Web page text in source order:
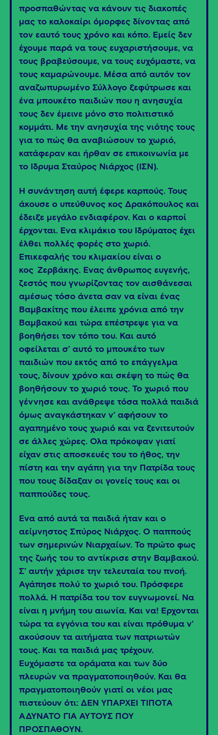
προσπαθώντας να κάνουν τις διακοπές
μας το καλοκαίρι όμορφες δίνοντας από
τον εαυτό τους χρόνο και κόπο. Εμείς δεν
έχουμε παρά να τους ευχαριστήσουμε, να
τους βραβεύσουμε, να τους ευχόμαστε, να
τους καμαρώνουμε. Μέσα από αυτόν τον
αναζωπυρωμένο Σύλλογο ξεφύτρωσε και
ένα μπουκέτο παιδιών που η ανησυχία
τους δεν έμεινε μόνο στο πολιτιστικό
κομμάτι. Με την ανησυχία της νιότης τους
για το πώς θα αναβιώσουν το χωριό,
κατάφεραν και ήρθαν σε επικοινωνία με
το Ίδρυμα Σταύρος Νιάρχος (ΙΣΝ).
Η συνάντηση αυτή έφερε καρπούς. Τους
άκουσε ο υπεύθυνος κος Δρακόπουλος και
έδειξε μεγάλο ενδιαφέρον. Και ο καρποί
έρχονται. Ένα κλιμάκιο του Ιδρύματος έχει
έλθει πολλές φορές στο χωριό.
Επικεφαλής του κλιμακίου είναι ο
κος Ζερβάκης. Ένας άνθρωπος ευγενής,
ζεστός που γνωρίζοντας τον αισθάνεσαι
αμέσως τόσο άνετα σαν να είναι ένας
Βαμβακίτης που έλειπε χρόνια από την
Βαμβακού και τώρα επέστρεψε για να
βοηθήσει τον τόπο του. Και αυτό
οφείλεται σ’ αυτό το μπουκέτο των
παιδιών που εκτός από το επάγγελμα
τους, δίνουν χρόνο και σκέψη το πώς θα
βοηθήσουν το χωριό τους. Το χωριό που
γέννησε και ανάθρεψε τόσα πολλά παιδιά
όμως αναγκάστηκαν ν’ αφήσουν το
αγαπημένο τους χωριό και να ξενιτευτούν
σε άλλες χώρες. Όλα πρόκοψαν γιατί
είχαν στις αποσκευές του το ήθος, την
πίστη και την αγάπη για την Πατρίδα τους
που τους δίδαξαν οι γονείς τους και οι
παππούδες τους.
Ένα από αυτά τα παιδιά ήταν και ο
αείμνηστος Σπύρος Νιάρχος. Ο παππούς
των σημερινών Νιαρχαίων. Το πρώτο φως
της ζωής του το αντίκρισε στην Βαμβακού.
Σ’ αυτήν χάρισε την τελευταία του πνοή.
Αγάπησε πολύ το χωριό του. Πρόσφερε
πολλά. Η πατρίδα του τον ευγνωμονεί. Να
είναι η μνήμη του αιωνία. Και να! Έρχονται
τώρα τα εγγόνια του και είναι πρόθυμα ν’
ακούσουν τα αιτήματα των πατριωτών
τους. Και τα παιδιά μας τρέχουν.
Ευχόμαστε τα οράματα και των δύο
πλευρών να πραγματοποιηθούν. Και θα
πραγματοποιηθούν γιατί οι νέοι μας
πιστεύουν ότι: ΔΕΝ ΥΠΑΡΧΕΙ ΤΙΠΟΤΑ
ΑΔΥΝΑΤΟ ΓΙΑ ΑΥΤΟΥΣ ΠΟΥ
ΠΡΟΣΠΑΘΟΥΝ.